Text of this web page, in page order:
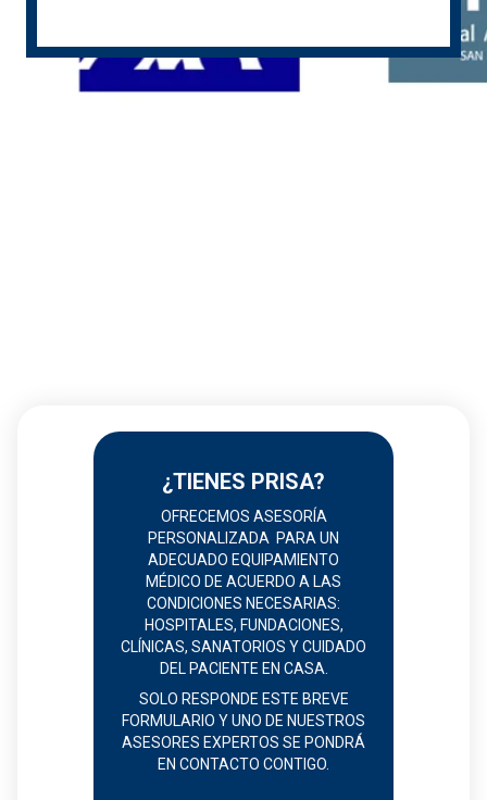
¿TIENES PRISA?
OFRECEMOS ASESORÍA
PERSONALIZADA PARA UN
ADECUADO EQUIPAMIENTO
MÉDICO DE ACUERDO A LAS
CONDICIONES NECESARIAS:
HOSPITALES, FUNDACIONES,
CLÍNICAS, SANATORIOS Y CUIDADO
DEL PACIENTE EN CASA.
SOLO RESPONDE ESTE BREVE
FORMULARIO Y UNO DE NUESTROS
ASESORES EXPERTOS SE PONDRÁ
EN CONTACTO CONTIGO.